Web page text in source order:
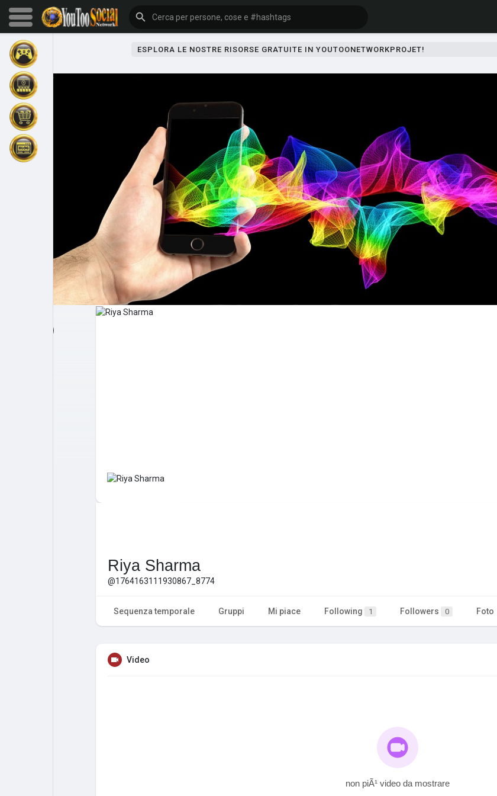
Sfoglia gli eventi
Esplorare
Post popolari Giochi
ESPLORA LE NOSTRE RISORSE GRATUITE IN YOUTOONETWORKPROJET!
Riya Sharma
@1764163111930867_8774
Sequenza temporale Gruppi Mi piace Following 1 Followers 0 Foto
Video
non piÃ¹ video da mostrare